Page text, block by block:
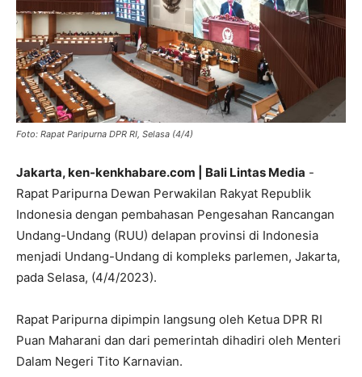
Foto: Rapat Paripurna DPR RI, Selasa (4/4)
Jakarta, ken-kenkhabare.com | Bali Lintas Media -
Rapat Paripurna Dewan Perwakilan Rakyat Republik
Indonesia dengan pembahasan Pengesahan Rancangan
Undang-Undang (RUU) delapan provinsi di Indonesia
menjadi Undang-Undang di kompleks parlemen, Jakarta,
pada Selasa, (4/4/2023).
Rapat Paripurna dipimpin langsung oleh Ketua DPR RI
Puan Maharani dan dari pemerintah dihadiri oleh Menteri
Dalam Negeri Tito Karnavian.